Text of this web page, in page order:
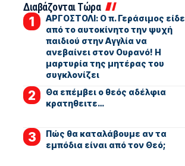
Διαβάζονται Τώρα
ΑΡΓΟΣΤΟΛΙ: Ο π. Γεράσιμος είδε
από το αυτοκίνητο την ψυχή
παιδιού στην Αγγλία να
ανεβαίνει στον Ουρανό! Η
μαρτυρία της μητέρας του
συγκλονίζει
Θα επέμβει ο θεός αδέλφια
κρατηθειτε…
Πώς θα καταλάβουμε αν τα
εμπόδια είναι από τον Θεό;